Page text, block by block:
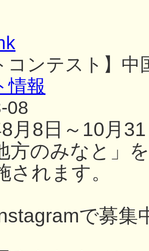
コンテスト】
情報
08
月8日～10月
方のみなと」
されます。
で募集